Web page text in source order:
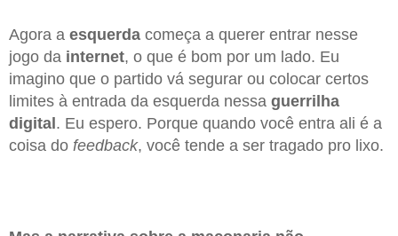
Agora a esquerda começa a querer entrar nesse
jogo da internet, o que é bom por um lado. Eu
imagino que o partido vá segurar ou colocar certos
limites à entrada da esquerda nessa guerrilha
digital. Eu espero. Porque quando você entra ali é a
coisa do feedback, você tende a ser tragado pro lixo.